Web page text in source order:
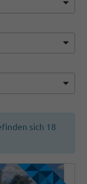
sich 18